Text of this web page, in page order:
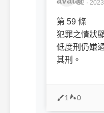
B2 ·
第 59 條
犯罪之情狀
低度刑仍嫌
其刑。
1 0